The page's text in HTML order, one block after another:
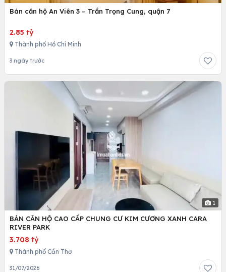
Bán căn hộ An Viên 3 – Trần Trọng Cung, quận 7
2.85 tỷ
Thành phố Hồ Chí Minh
3 ngày trước
1
BÁN CĂN HỘ CAO CẤP CHUNG CƯ KIM CƯƠNG XANH CARA
RIVER PARK
3.708 tỷ
Thành phố Cần Thơ
31/07/2026